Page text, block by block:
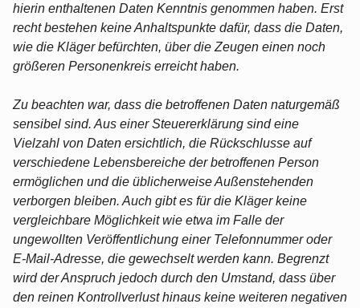
hierin enthaltenen Daten Kenntnis genommen haben. Erst
recht bestehen keine Anhaltspunkte dafür, dass die Daten,
wie die Kläger befürchten, über die Zeugen einen noch
größeren Personenkreis erreicht haben.
Zu beachten war, dass die betroffenen Daten naturgemäß
sensibel sind. Aus einer Steuererklärung sind eine
Vielzahl von Daten ersichtlich, die Rückschlusse auf
verschiedene Lebensbereiche der betroffenen Person
ermöglichen und die üblicherweise Außenstehenden
verborgen bleiben. Auch gibt es für die Kläger keine
vergleichbare Möglichkeit wie etwa im Falle der
ungewollten Veröffentlichung einer Telefonnummer oder
E-Mail-Adresse, die gewechselt werden kann. Begrenzt
wird der Anspruch jedoch durch den Umstand, dass über
den reinen Kontrollverlust hinaus keine weiteren negativen